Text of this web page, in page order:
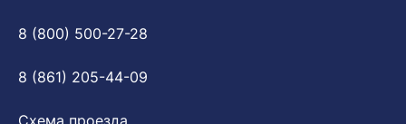
8 (800) 500-27-28
8 (861) 205-44-09
Схема проезда